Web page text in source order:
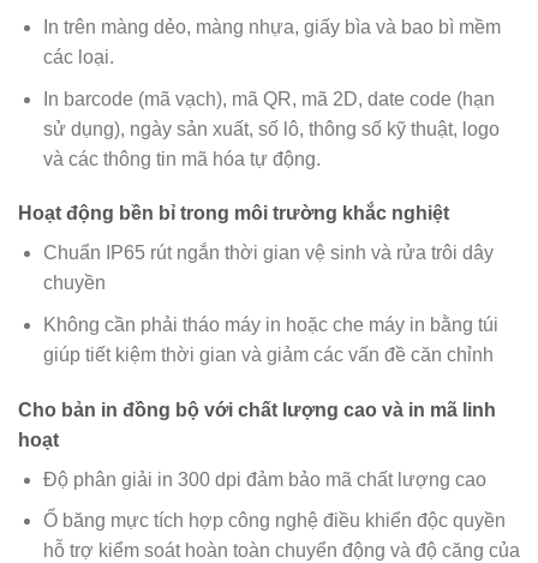
In trên màng dẻo, màng nhựa, giấy bìa và bao bì mềm
các loại.
In barcode (mã vạch), mã QR, mã 2D, date code (hạn
sử dụng), ngày sản xuất, số lô, thông số kỹ thuật, logo
và các thông tin mã hóa tự động.
Hoạt động bền bỉ trong môi trường khắc nghiệt
Chuẩn IP65 rút ngắn thời gian vệ sinh và rửa trôi dây
chuyền
Không cần phải tháo máy in hoặc che máy in bằng túi
giúp tiết kiệm thời gian và giảm các vấn đề căn chỉnh
Cho bản in đồng bộ với chất lượng cao và in mã linh
hoạt
Độ phân giải in 300 dpi đảm bảo mã chất lượng cao
Ổ băng mực tích hợp công nghệ điều khiển độc quyền
hỗ trợ kiểm soát hoàn toàn chuyển động và độ căng của